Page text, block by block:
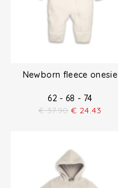
Newborn fleece onesie
62 - 68 - 74
€ 37.90 € 24.43